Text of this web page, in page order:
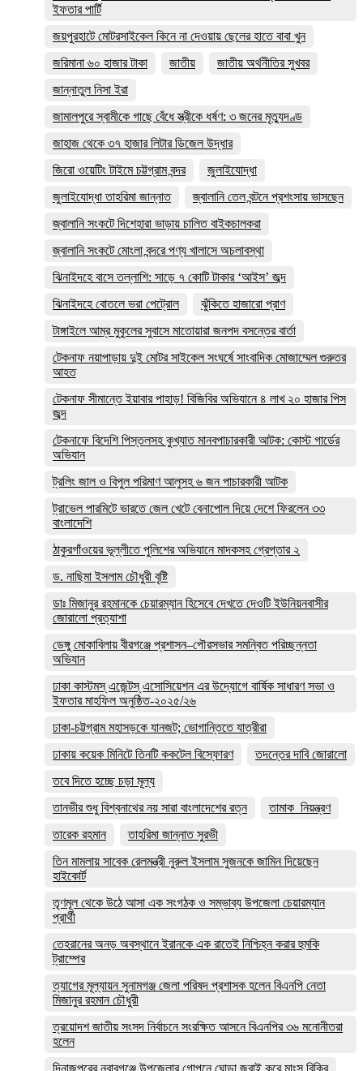
ইফতার পার্টি
জয়পুরহাটে মোটরসাইকেল কিনে না দেওয়ায় ছেলের হাতে বাবা খুন
জরিমানা ৬০ হাজার টাকা
জাতীয়
জাতীয় অর্থনীতির সুখবর
জান্নাতুল নিসা ইরা
জামালপুরে স্বামীকে গাছে বেঁধে স্ত্রীকে ধর্ষণ: ৩ জনের মৃত্যুদণ্ড
জাহাজ থেকে ৩৭ হাজার লিটার ডিজেল উদ্ধার
জিরো ওয়েটিং টাইমে চট্টগ্রাম বন্দর
জুলাইযোদ্ধা
জুলাইযোদ্ধা তাহরিমা জান্নাত
জ্বালানি তেল বন্টনে প্রশংসায় ভাসছেন
জ্বালানি সংকটে দিশেহারা ভাড়ায় চালিত বাইকচালকরা
জ্বালানি সংকটে মোংলা বন্দরে পণ্য খালাসে অচলাবস্থা
ঝিনাইদহে বাসে তল্লাশি: সাড়ে ৭ কোটি টাকার ‘আইস’ জব্দ
ঝিনাইদহে বোতলে ভরা পেট্রোল
ঝুঁকিতে হাজারো প্রাণ
টাঙ্গাইলে আম্র মুকুলের সুবাসে মাতোয়ারা জনপদ বসন্তের বার্তা
টেকনাফ নয়াপাড়ায় দুই মোটর সাইকেল সংঘর্ষে সাংবাদিক মোজাম্মেল গুরুতর
আহত
টেকনাফ সীমান্তে ইয়াবার পাহাড়! বিজিবির অভিযানে ৪ লাখ ২০ হাজার পিস
জব্দ
টেকনাফে বিদেশি পিস্তলসহ কুখ্যাত মানবপাচারকারী আটক: কোস্ট গার্ডের
অভিযান
ট্রলিং জাল ও বিপুল পরিমাণ আলুসহ ৬ জন পাচারকারী আটক
ট্রাভেল পারমিটে ভারতে জেল খেটে বেনাপোল দিয়ে দেশে ফিরলেন ৩৩
বাংলাদেশি
ঠাকুরগাঁওয়ের ভূল্লীতে পুলিশের অভিযানে মাদকসহ গ্রেপ্তার ২
ড. নাছিমা ইসলাম চৌধুরী বৃষ্টি
ডাঃ মিজানুর রহমানকে চেয়ারম্যান হিসেবে দেখতে দেওটি ইউনিয়নবাসীর
জোরালো প্রত্যাশা
ডেঙ্গু মোকাবিলায় বীরগঞ্জে প্রশাসন–পৌরসভার সমন্বিত পরিচ্ছন্নতা
অভিযান
ঢাকা কাস্টমস্ এজেন্টস্ এসোসিয়েশন এর উদ্যোগে বার্ষিক সাধারণ সভা ও
ইফতার মাহফিল অনুষ্ঠিত-২০২৫/২৬
ঢাকা-চট্টগ্রাম মহাসড়কে যানজট; ভোগান্তিতে যাত্রীরা
ঢাকায় কয়েক মিনিটে তিনটি ককটেল বিস্ফোরণ
তদন্তের দাবি জোরালো
তবে দিতে হচ্ছে চড়া মূল্য
তানভীর শুধু বিশ্বনাথের নয় সারা বাংলাদেশের রত্ন
তামাক_নিয়ন্ত্রণ
তারেক রহমান
তাহরিমা জান্নাত সুরভী
তিন মামলায় সাবেক রেলমন্ত্রী নুরুল ইসলাম সুজনকে জামিন দিয়েছেন
হাইকোর্ট
তৃণমূল থেকে উঠে আসা এক সংগঠক ও সম্ভাব্য উপজেলা চেয়ারম্যান
প্রার্থী
তেহরানের অনড় অবস্থানে ইরানকে এক রাতেই নিশ্চিহ্ন করার হুমকি
ট্রাম্পের
ত্যাগের মূল্যায়ন সুনামগঞ্জ জেলা পরিষদ প্রশাসক হলেন বিএনপি নেতা
মিজানুর রহমান চৌধুরী
ত্রয়োদশ জাতীয় সংসদ নির্বাচনে সংরক্ষিত আসনে বিএনপির ৩৬ মনোনীতরা
হলেন
দিনাজপুরের নবাবগঞ্জে উপজেলার গোপনে ঘোড়া জবাই করে মাংস বিক্রি